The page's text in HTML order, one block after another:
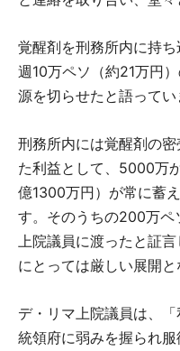
覚醒剤を刑務所内に持
週10万ペソ（約21万円
源を切らせたと語ってい
刑務所内には覚醒剤の
た利益として、5000万
億1300万円）が常に蓄
す。そのうちの200万
上院議員に渡ったと証
にとっては厳しい展開と
デ・リマ上院議員は、
統領府に弱みを握られ